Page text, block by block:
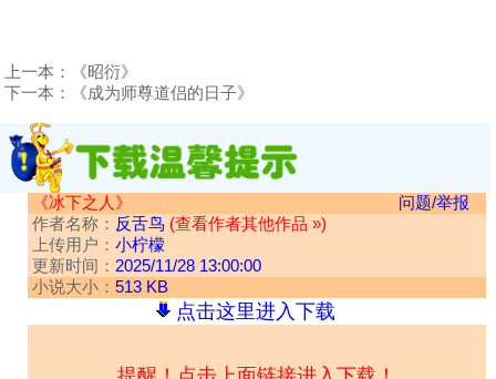
上一本：
《昭衍》
下一本：
《成为师尊道侣的日子》
《冰下之人》
问题/举报
作者名称： 反舌鸟 (查看作者其他作品 »)
上传用户： 小柠檬
更新时间： 2025/11/28 13:00:00
小说大小： 513 KB
点击这里进入下载